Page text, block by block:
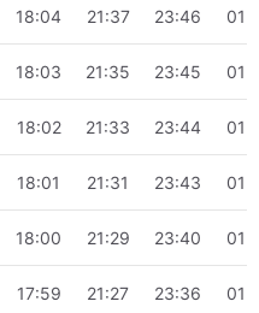
18:04 21:37 23:46
18:03 21:35 23:45
18:02 21:33 23:44
18:01 21:31 23:43
18:00 21:29 23:40
17:59 21:27 23:36